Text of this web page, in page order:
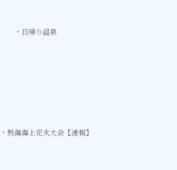
日帰り温泉
熱海海上花火大会【速報】